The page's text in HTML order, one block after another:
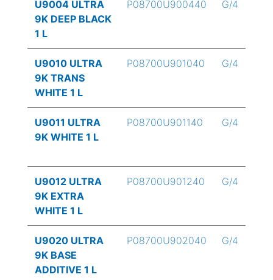
U9004 ULTRA
9K DEEP BLACK
1 L
P08700U900440 G/4
U9010 ULTRA
9K TRANS
WHITE 1 L
P08700U901040 G/4
U9011 ULTRA
9K WHITE 1 L
P08700U901140 G/4
U9012 ULTRA
9K EXTRA
WHITE 1 L
P08700U901240 G/4
U9020 ULTRA
9K BASE
ADDITIVE 1 L
P08700U902040 G/4